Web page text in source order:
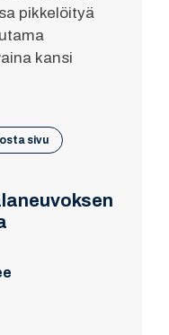
pikkelöityä
kansi
sivu